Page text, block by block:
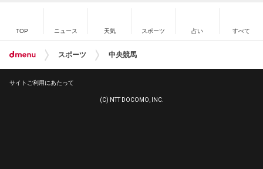
TOP ニュース 天気 スポーツ 占い すべて
スポーツ 中央競馬
サイトご利用にあたって
(C) NTT DOCOMO, INC.